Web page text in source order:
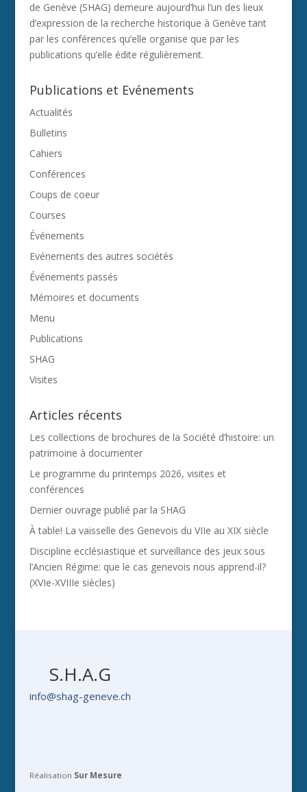
de Genève (SHAG) demeure aujourd’hui l’un des lieux
d’expression de la recherche historique à Genève tant
par les conférences qu’elle organise que par les
publications qu’elle édite régulièrement.
Publications et Evénements
Actualités
Bulletins
Cahiers
Conférences
Coups de coeur
Courses
Événements
Evénements des autres sociétés
Événements passés
Mémoires et documents
Menu
Publications
SHAG
Visites
Articles récents
Les collections de brochures de la Société d’histoire: un
patrimoine à documenter
Le programme du printemps 2026, visites et
conférences
Dernier ouvrage publié par la SHAG
À table! La vaisselle des Genevois du VIIe au XIX siècle
Discipline ecclésiastique et surveillance des jeux sous
l’Ancien Régime: que le cas genevois nous apprend-il?
(XVIe-XVIIIe siècles)
S.H.A.G
info@shag-geneve.ch
Réalisation Sur Mesure